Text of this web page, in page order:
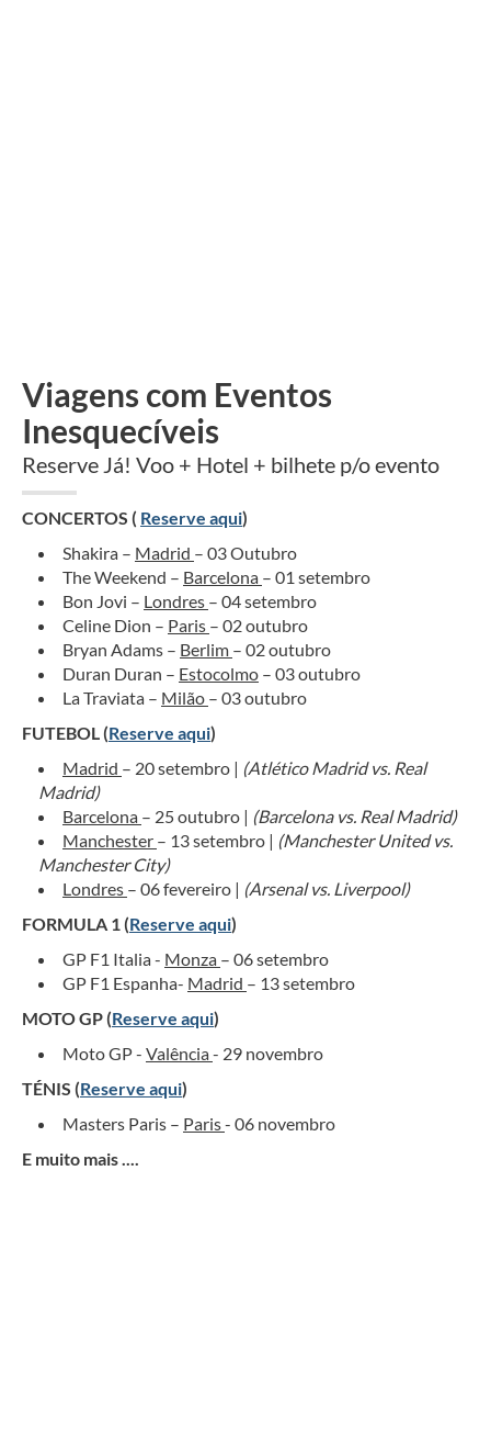
Viagens com Eventos
Inesquecíveis
Reserve Já! Voo + Hotel + bilhete p/o evento
CONCERTOS ( Reserve aqui)
Shakira – Madrid – 03 Outubro
The Weekend – Barcelona – 01 setembro
Bon Jovi – Londres – 04 setembro
Celine Dion – Paris – 02 outubro
Bryan Adams – Berlim – 02 outubro
Duran Duran – Estocolmo – 03 outubro
La Traviata – Milão – 03 outubro
FUTEBOL (Reserve aqui)
Madrid – 20 setembro | (Atlético Madrid vs. Real
Madrid)
Barcelona – 25 outubro | (Barcelona vs. Real Madrid)
Manchester – 13 setembro | (Manchester United vs.
Manchester City)
Londres – 06 fevereiro | (Arsenal vs. Liverpool)
FORMULA 1 (Reserve aqui)
GP F1 Italia - Monza – 06 setembro
GP F1 Espanha- Madrid – 13 setembro
MOTO GP (Reserve aqui)
Moto GP - Valência- 29 novembro
TÉNIS (Reserve aqui)
Masters Paris – Paris- 06 novembro
E muito mais ....